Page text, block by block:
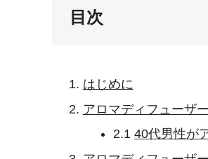
目次
はじめに
アロマディフューザ
2.140代男性が